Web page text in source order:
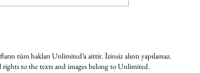
tüm hakları Unlimited’a aittir. İzinsiz alıntı yapılamaz.
to the texts and images belong to Unlimited.